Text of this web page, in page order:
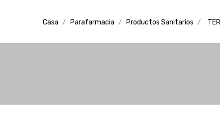
Casa Parafarmacia Productos Sanitarios